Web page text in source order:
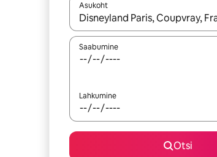
Asukoht
Kui tulemused on kuvatud, liigu
Saabumine
Lahkumine
Otsi